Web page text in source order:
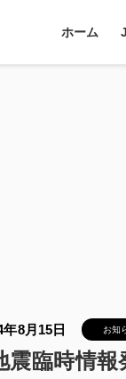
ホーム
年8月15日 お知
震臨時情